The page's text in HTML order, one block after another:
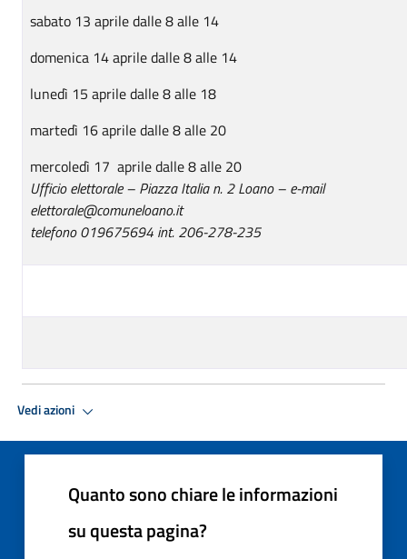
sabato 13 aprile dalle 8 alle 14
domenica 14 aprile dalle 8 alle 14
lunedì 15 aprile dalle 8 alle 18
martedì 16 aprile dalle 8 alle 20
mercoledì 17 aprile dalle 8 alle 20
Ufficio elettorale – Piazza Italia n. 2 Loano – e-mail
elettorale@comuneloano.it
telefono 019675694 int. 206-278-235
Vedi azioni
Quanto sono chiare le informazioni
su questa pagina?